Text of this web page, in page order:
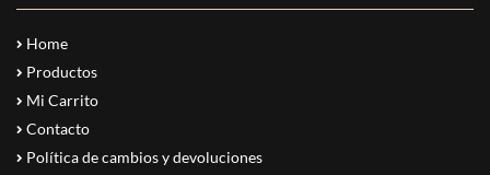
Home
Productos
Mi Carrito
Contacto
Política de cambios y devoluciones